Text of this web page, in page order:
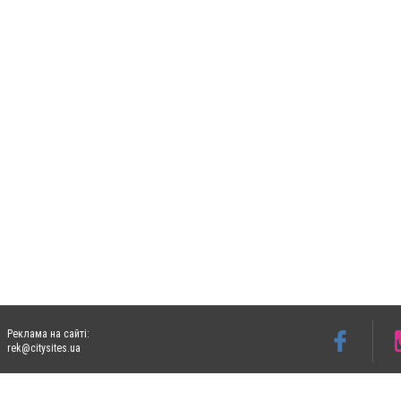
Реклама на сайті:
rek@citysites.ua